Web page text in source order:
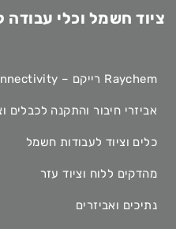
ציוד חשמל וכלי
Raychem רייקם – TE Connectivity
אביזרי חיבור והתקנה לכבלים
כלים וציוד לעבודות חשמל
מהדקים ללוח וציוד עזר
נתיכים ואביזרים